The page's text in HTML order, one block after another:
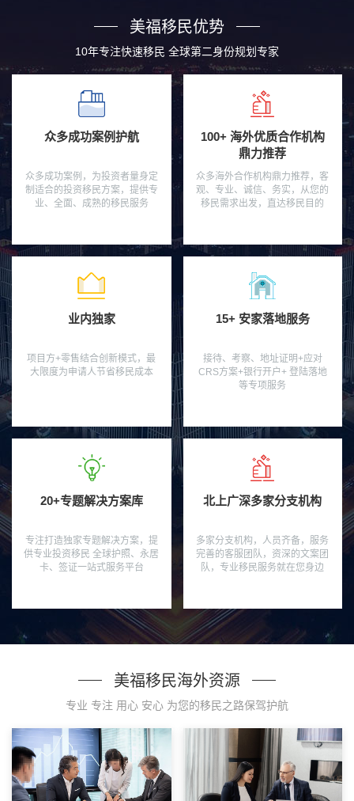
美福移民优势
10年专注快速移民 全球第二身份规划专家
众多成功案例护航
众多成功案例，为投资者量身定
制适合的投资移民方案，提供专
业、全面、成熟的移民服务
100+ 海外优质合作机构
鼎力推荐
众多海外合作机构鼎力推荐，客
观、专业、诚信、务实，从您的
移民需求出发，直达移民目的
业内独家
项目方+零售结合创新模式，最
大限度为申请人节省移民成本
15+ 安家落地服务
接待、考察、地址证明+应对
CRS方案+银行开户+ 登陆落地
等专项服务
20+专题解决方案库
专注打造独家专题解决方案，提
供专业投资移民 全球护照、永居
卡、签证一站式服务平台
北上广深多家分支机构
多家分支机构，人员齐备，服务
完善的客服团队，资深的文案团
队，专业移民服务就在您身边
美福移民海外资源
专业 专注 用心 安心 为您的移民之路保驾护航